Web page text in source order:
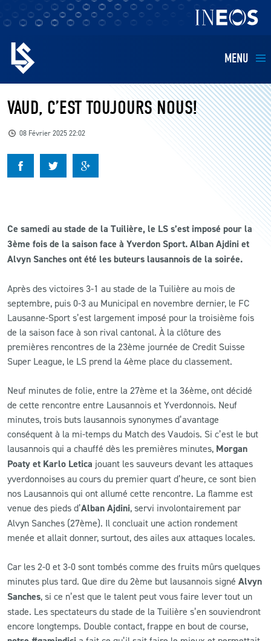
MENU
EQUIPES
BILLETTERIE
FANS
BUSINESS
RESTAURATION
CLUB
CONTACT
ACTUALITÉS
LS E-SHOP
LS ACADEMY CAMPS
MATCH DES CELEBRITES
PRESSE ET MEDIAS
VAUD, C’EST TOUJOURS NOUS!
08 Février 2025 22:02
Ce samedi au stade de la Tuilière, le LS s’est imposé pour la
3ème fois de la saison face à Yverdon Sport. Alban Ajdini et
Alvyn Sanches ont été les buteurs lausannois de la soirée.
Après des victoires 3-1 au stade de la Tuilière au mois de
septembre, puis 0-3 au Municipal en novembre dernier, le FC
Lausanne-Sport s’est largement imposé pour la troisième fois
de la saison face à son rival cantonal. À la clôture des
premières rencontres de la 23ème journée de Credit Suisse
Super League, le LS prend la 4ème place du classement.
Neuf minutes de folie, entre la 27ème et la 36ème, ont décidé
de cette rencontre entre Lausannois et Yverdonnois. Neuf
minutes, trois buts lausannois synonymes d’avantage
conséquent à la mi-temps du Match des Vaudois. Si c’est le but
lausannois qui a chauffé dès les premières minutes, Morgan
Poaty et Karlo Letica jouant les sauveurs devant les attaques
yverdonnoises au cours du premier quart d’heure, ce sont bien
nos Lausannois qui ont allumé cette rencontre. La flamme est
venue des pieds d’Alban Ajdini, servi involontairement par
Alvyn Sanches (27ème). Il concluait une action rondement
menée et allait donner, surtout, des ailes aux attaques locales.
Car les 2-0 et 3-0 sont tombés comme des fruits mûrs quelques
minutes plus tard. Que dire du 2ème but lausannois signé Alvyn
Sanches, si ce n’est que le talent peut vous faire lever tout un
stade. Les spectateurs du stade de la Tuilière s’en souviendront
encore longtemps. Double contact, frappe en bout de course,